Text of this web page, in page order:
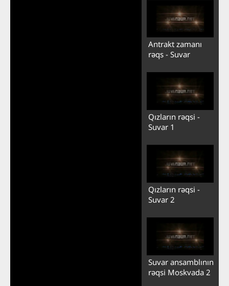
Antrakt zamanı
rəqs - Suvar
Qızların rəqsi -
Suvar 1
Qızların rəqsi -
Suvar 2
Suvar ansamblının
rəqsi Moskvada 2